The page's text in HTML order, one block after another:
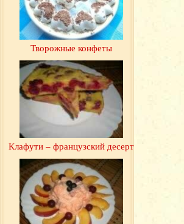
Творожные конфеты
Клафути – французский десерт